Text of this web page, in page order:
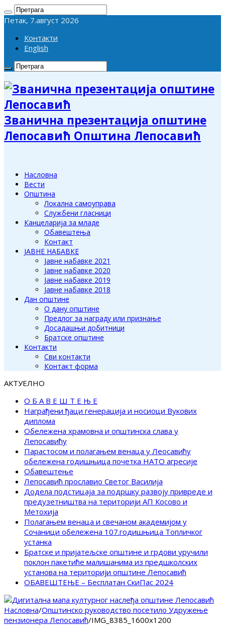
Петак, 7.август 2026
Контакти
English
Званична презентација општине
Лепосавић Општина Лепосавић
Насловна
Вести
Општина
Локална самоуправа
Службени гласници
Канцеларија за младе
Обавештења
Контакт
ЈАВНЕ НАБАВКЕ
Јавне набавке 2021
Јавне набавке 2020
Јавне набавке 2019
Јавне набавке 2018
Дан општине
О дану општине
Предлог за награду или признање
Досадашњи добитници
Братске општине
Контакти
Сви контакти
Контакт форма
АКТУЕЛНО
О Б А В Е Ш Т Е Њ Е
Награђени ђаци генерација и носиоци Вукових
диплома
Обележена храмовна и општинска слава у
Лепосавићу
Парастосом и полагањем венаца у Леосавићу
обележена годишњица почетка НАТО агресије
Обавештење
Лепосавић прославио Светог Василија
Додела подстицаја за подршку развоју привреде и
предузетништва на територији АП Косово и
Метохија
Полагањем венаца и свечаном академијом у
Сочаници обележена 107.годишњица Топличког
устанка
Братске и пријатељске општине и грдови уручили
поклон пакетиће малишанима из предшколских
установа на територији општине Лепосавић
ОБАВЕШТЕЊЕ – Бесплатан СкиПас 2024
Насловна/Општинско руководство посетило Удружење
пензионера Лепосавић/IMG_8385_1600x1200